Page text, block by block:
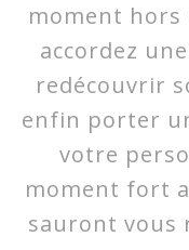
moment hors
accordez
redécouvrir
enfin porter
votre
moment fort
sauront vous